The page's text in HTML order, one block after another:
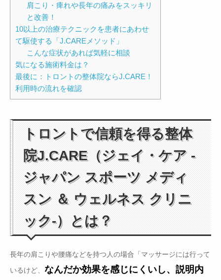
肩こり・痺れや長年の痛みをスッキリ
と改善！
10以上の治療テクニックを患者にあわせ
て駆使する「J.CAREメソッド」
こんな症状があれば気軽に相談
気になる施術料金は？
最後に：トロントの整体院ならJ.CARE！
利用時の流れを確認
トロントで信頼を得る整体
院J.CARE（ジェイ・ケア -
ジャパン スポーツ メディ
スン ＆ ウェルネス クリニ
ック-）とは？
長年の肩こりや腰痛などを持つ人の場合「マッサージには行って
いるけど、 なんだか効果を感じにくいし、説明内